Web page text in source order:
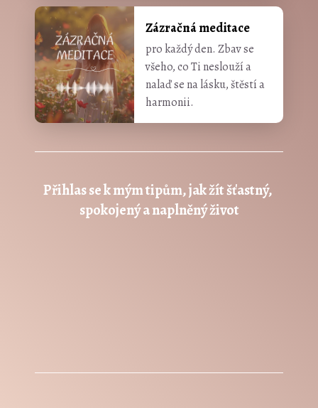
Zázračná meditace
pro každý den. Zbav se
všeho, co Ti neslouží a
nalaď se na lásku, štěstí a
harmonii.
Přihlas se k mým tipům, jak žít šťastný,
spokojený a naplněný život